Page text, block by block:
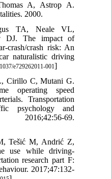
A, Astrop A.
2000.
TA, Neale VL,
DJ. The impact of
crash/crash risk: An
naturalistic driving
e729262011-001]
Cirillo C, Mutani G.
operating speed
Transportation
psychology and
69.
Tešić M, Andrić Z,
use while driving-
research part F:
2017;47:132-